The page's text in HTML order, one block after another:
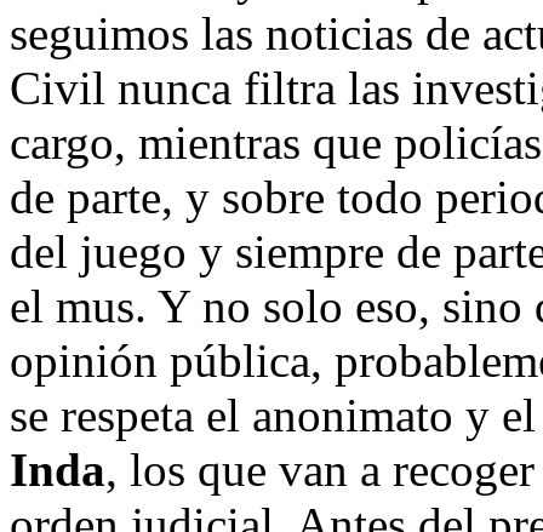
seguimos las noticias de
Civil nunca filtra las
cargo, mientras que
de parte, y sobre todo
del juego y siempre de
el mus. Y no solo eso, sino
opinión pública,
se respeta el anonimato y
Inda, los que van a